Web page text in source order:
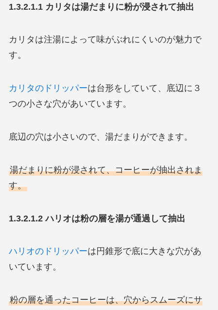
1.3.2.1.1 カリタは湯だまりに粉が浸されて抽出
カリタは注湯によって味がぶれにくいのが魅力で
す。
カリタのドリッパーは台形をしていて、底辺に３
つの小さな穴があいています。
底辺の穴は小さいので、湯だまりができます。
湯だまりに粉が浸されて、コーヒーが抽出されま
す。
1.3.2.1.2 ハリオは粉の層を湯が通過して抽出
ハリオのドリッパーは円錐形で底に大きな穴があ
いています。
粉の層を通ったコーヒーは、穴からスムーズにサ